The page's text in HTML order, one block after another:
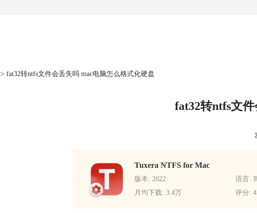
> fat32转ntfs文件会丢失吗 mac电脑怎么格式化硬盘
fat32转ntfs文
Tuxera NTFS for Mac
版本: 2022 语言:
月均下载: 3.4万
评分: